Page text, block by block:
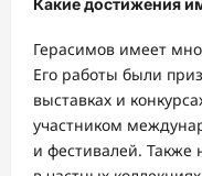
Какие достижения
Герасимов имеет
Его работы были
выставках и
участником
и фестивалей. Также